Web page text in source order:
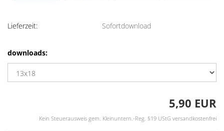
Lieferzeit: Sofortdownload
downloads:
5,90 EUR
Kein Steuerausweis gem. Kleinuntern.-Reg. §19 UStG versandkostenfrei